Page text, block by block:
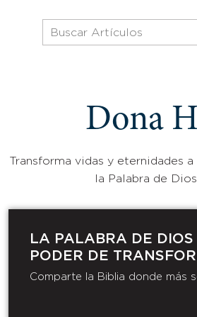
Dona
Transforma vidas y eternidades
la Palabra de
LA PALABRA DE DIOS
PODER DE
Comparte la Biblia donde más